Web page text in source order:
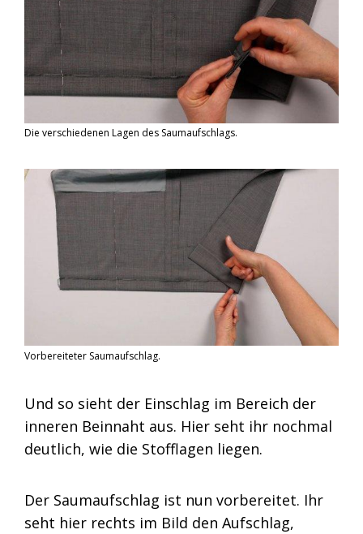
Die verschiedenen Lagen des Saumaufschlags.
Vorbereiteter Saumaufschlag.
Und so sieht der Einschlag im Bereich der
inneren Beinnaht aus. Hier seht ihr nochmal
deutlich, wie die Stofflagen liegen.
Der Saumaufschlag ist nun vorbereitet. Ihr
seht hier rechts im Bild den Aufschlag,